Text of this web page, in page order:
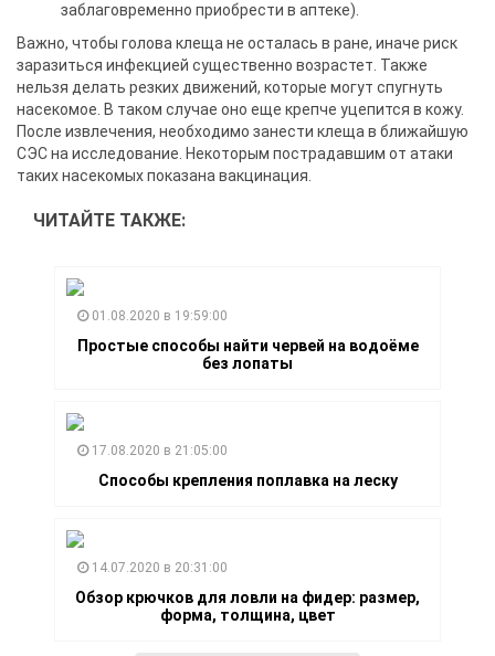
заблаговременно приобрести в аптеке).
Важно, чтобы голова клеща не осталась в ране, иначе риск
заразиться инфекцией существенно возрастет. Также
нельзя делать резких движений, которые могут спугнуть
насекомое. В таком случае оно еще крепче уцепится в кожу.
После извлечения, необходимо занести клеща в ближайшую
СЭС на исследование. Некоторым пострадавшим от атаки
таких насекомых показана вакцинация.
ЧИТАЙТЕ ТАКЖЕ:
01.08.2020 в 19:59:00
Простые способы найти червей на водоёме
без лопаты
17.08.2020 в 21:05:00
Способы крепления поплавка на леску
14.07.2020 в 20:31:00
Обзор крючков для ловли на фидер: размер,
форма, толщина, цвет